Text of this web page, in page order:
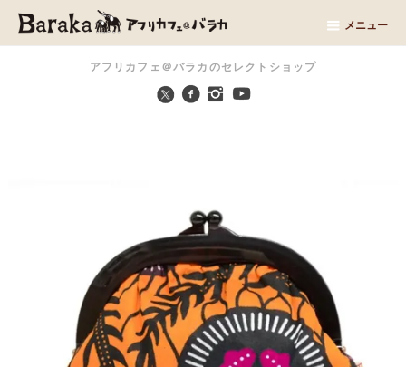
アフリカフェ＠バラカのセレクトショップ
メニュー